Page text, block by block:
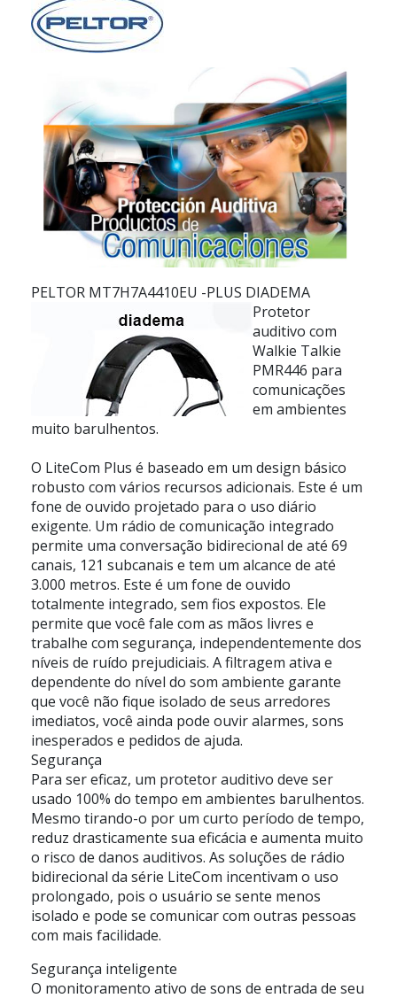
PELTOR MT7H7A4410EU -PLUS DIADEMA
Protetor
auditivo com
Walkie Talkie
PMR446 para
comunicações
em ambientes
muito barulhentos.
O LiteCom Plus é baseado em um design básico
robusto com vários recursos adicionais. Este é um
fone de ouvido projetado para o uso diário
exigente. Um rádio de comunicação integrado
permite uma conversação bidirecional de até 69
canais, 121 subcanais e tem um alcance de até
3.000 metros. Este é um fone de ouvido
totalmente integrado, sem fios expostos. Ele
permite que você fale com as mãos livres e
trabalhe com segurança, independentemente dos
níveis de ruído prejudiciais. A filtragem ativa e
dependente do nível do som ambiente garante
que você não fique isolado de seus arredores
imediatos, você ainda pode ouvir alarmes, sons
inesperados e pedidos de ajuda.
Segurança
Para ser eficaz, um protetor auditivo deve ser
usado 100% do tempo em ambientes barulhentos.
Mesmo tirando-o por um curto período de tempo,
reduz drasticamente sua eficácia e aumenta muito
o risco de danos auditivos. As soluções de rádio
bidirecional da série LiteCom incentivam o uso
prolongado, pois o usuário se sente menos
isolado e pode se comunicar com outras pessoas
com mais facilidade.
Segurança inteligente
O monitoramento ativo de sons de entrada de seu